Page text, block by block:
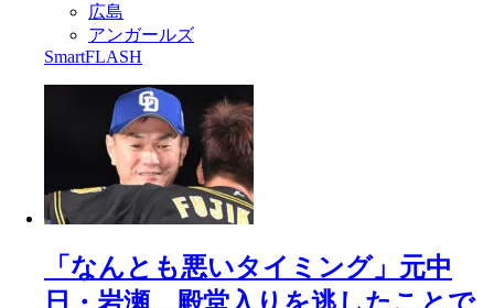
広島
アンガールズ
SmartFLASH
「なんとも悪いタイミング」元中